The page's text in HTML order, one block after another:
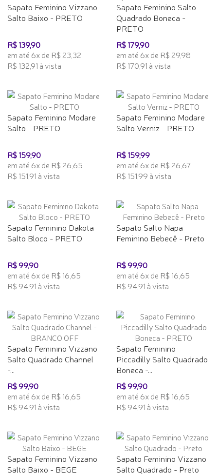
Sapato Feminino Vizzano
Salto Baixo - PRETO
R$ 139,90
em até 6x de R$ 23,32
R$ 132,91 à vista
Sapato Feminino Salto
Quadrado Boneca -
PRETO
R$ 179,90
em até 6x de R$ 29,98
R$ 170,91 à vista
Sapato Feminino Modare
Salto - PRETO
R$ 159,90
em até 6x de R$ 26,65
R$ 151,91 à vista
Sapato Feminino Modare
Salto Verniz - PRETO
R$ 159,99
em até 6x de R$ 26,67
R$ 151,99 à vista
Sapato Feminino Dakota
Salto Bloco - PRETO
R$ 99,90
em até 6x de R$ 16,65
R$ 94,91 à vista
Sapato Salto Napa
Feminino Bebecê - Preto
R$ 99,90
em até 6x de R$ 16,65
R$ 94,91 à vista
Sapato Feminino Vizzano
Salto Quadrado Channel
-...
R$ 99,90
em até 6x de R$ 16,65
R$ 94,91 à vista
Sapato Feminino
Piccadilly Salto Quadrado
Boneca -...
R$ 99,90
em até 6x de R$ 16,65
R$ 94,91 à vista
Sapato Feminino Vizzano
Salto Baixo - BEGE
Sapato Feminino Vizzano
Salto Quadrado - Preto